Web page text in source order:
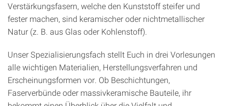
Verstärkungsfasern, welche den Kunststoff steifer und
fester machen, sind keramischer oder nichtmetallischer
Natur (z. B. aus Glas oder Kohlenstoff).
Unser Spezialisierungsfach stellt Euch in drei Vorlesungen
alle wichtigen Materialien, Herstellungsverfahren und
Erscheinungsformen vor. Ob Beschichtungen,
Faserverbünde oder massivkeramische Bauteile, ihr